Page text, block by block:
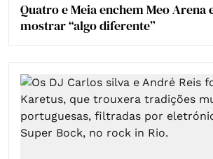
Quatro e Meia enchem Meo Arena
mostrar “algo diferente”